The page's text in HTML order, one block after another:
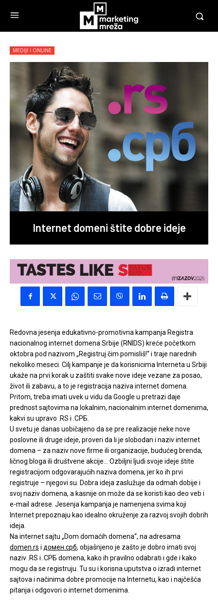
MEDIJI I ONLINE
Internet domeni štite dobre ideje
Redovna jesenja edukativno-promotivna kampanja Registra
nacionalnog internet domena Srbije (RNIDS) kreće početkom
oktobra pod nazivom „Registruj čim pomisliš!“ i traje narednih
nekoliko meseci. Cilj kampanje je da korisnicima Interneta u Srbiji
ukaže na prvi korak u zaštiti svake nove ideje vezane za posao,
život ili zabavu, a to je registracija naziva internet domena.
Pritom, treba imati uvek u vidu da Google u pretrazi daje
prednost sajtovima na lokalnim, nacionalnim internet domenima,
kakvi su upravo .RS i .СРБ.
U svetu je danas uobičajeno da se pre realizacije neke nove
poslovne ili druge ideje, proveri da li je slobodan i naziv internet
domena – za naziv nove firme ili organizacije, budućeg brenda,
ličnog bloga ili društvene akcije… Ozbiljni ljudi svoje ideje štite
registracijom odgovarajućih naziva domena, jer ko ih prvi
registruje – njegovi su. Dobra ideja zaslužuje da odmah dobije i
svoj naziv domena, a kasnije on može da se koristi kao deo veb i
e-mail adrese. Jesenja kampanja je namenjena svima koji
Internet prepoznaju kao idealno okruženje za razvoj svojih dobrih
ideja.
Na internet sajtu „Dom domaćih domena“, na adresama
domen.rs i домен.срб, objašnjeno je zašto je dobro imati svoj
naziv .RS i .СРБ domena, kako ih pravilno odabrati i gde i kako
mogu da se registruju. Tu su i korisna uputstva o izradi internet
sajtova i načinima dobre promocije na Internetu, kao i najčešća
pitanja i odgovori o internet domenima.